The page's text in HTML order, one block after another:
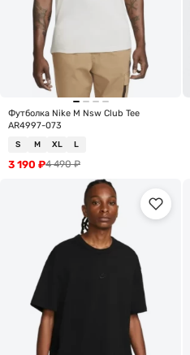
Футболка Nike M Nsw Club Tee
AR4997-073
S M XL L
4 490₽
3 190 ₽